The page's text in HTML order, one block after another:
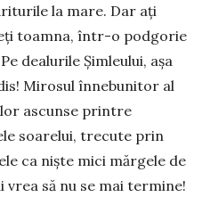
la mare. Dar ați
toamna, într-o podgorie
dealurile Șimleului, așa
Mirosul înnebunitor al
ascunse printre
soarelui, trecute prin
ca niște mici mărgele de
să nu se mai termine!